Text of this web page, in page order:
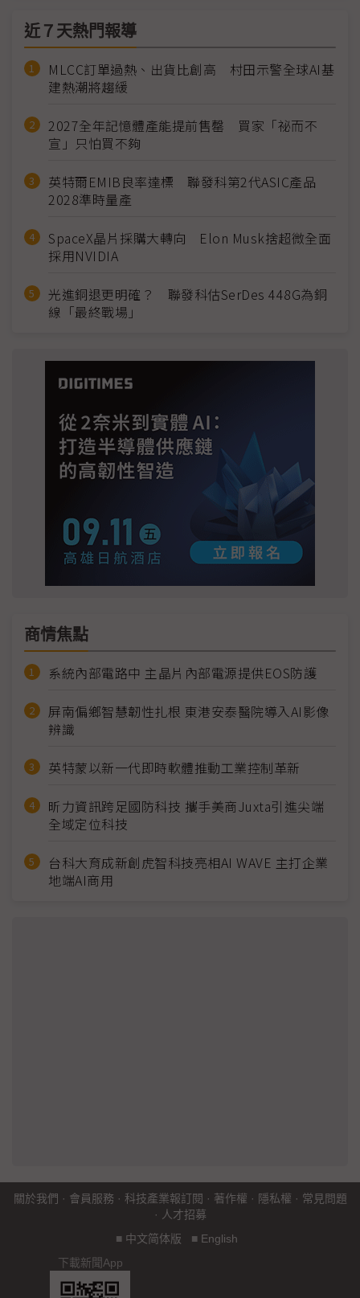
近７天熱門報導
MLCC訂單過熱、出貨比創高 村田示警全球AI基
建熱潮將趨緩
2027全年記憶體產能提前售罄 買家「祕而不
宣」只怕買不夠
英特爾EMIB良率達標 聯發科第2代ASIC產品
2028準時量產
SpaceX晶片採購大轉向 Elon Musk捨超微全面
採用NVIDIA
光進銅退更明確？ 聯發科估SerDes 448G為銅
線「最終戰場」
商情焦點
系統內部電路中 主晶片內部電源提供EOS防護
屏南偏鄉智慧韌性扎根 東港安泰醫院導入AI影像
辨識
英特蒙以新一代即時軟體推動工業控制革新
昕力資訊跨足國防科技 攜手美商Juxta引進尖端
全域定位科技
台科大育成新創虎智科技亮相AI WAVE 主打企業
地端AI商用
關於我們 · 會員服務 · 科技產業報訂閱 · 著作權 · 隱私權 · 常見問題
· 人才招募
■ 中文简体版 ■ English
下載新聞App